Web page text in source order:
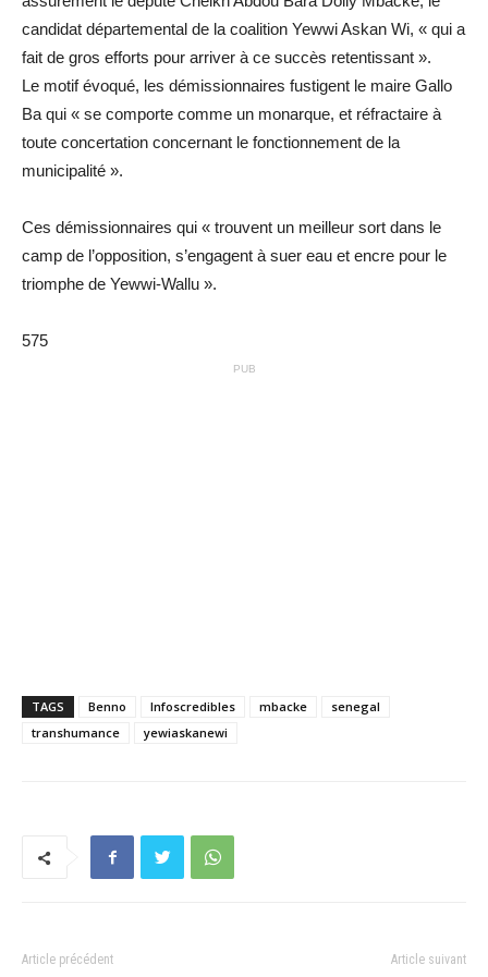
candidat départemental de la coalition Yewwi Askan Wi, « qui a
fait de gros efforts pour arriver à ce succès retentissant ».
Le motif évoqué, les démissionnaires fustigent le maire Gallo
Ba qui « se comporte comme un monarque, et réfractaire à
toute concertation concernant le fonctionnement de la
municipalité ».
Ces démissionnaires qui « trouvent un meilleur sort dans le
camp de l’opposition, s’engagent à suer eau et encre pour le
triomphe de Yewwi-Wallu ».
575
PUB
TAGS Benno Infoscredibles mbacke
senegal
transhumance
yewiaskanewi
Article précédent Article suivant